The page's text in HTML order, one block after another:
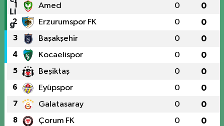
1 Amed 0 0
2 Erzurumspor FK 0 0
3 Başakşehir 0 0
4 Kocaelispor 0 0
5 Beşiktaş 0 0
6 Eyüpspor 0 0
7 Galatasaray 0 0
8 Çorum FK 0 0